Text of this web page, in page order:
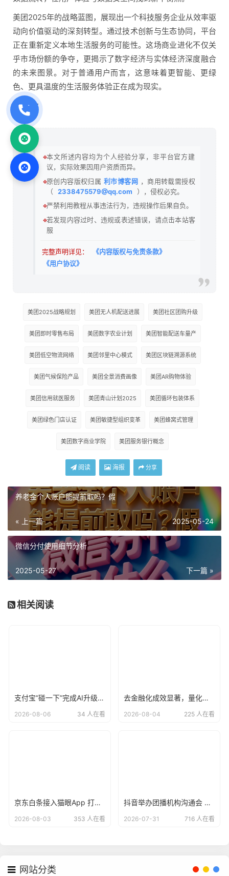
美团2025年的战略蓝图，展现出一个科技服务企业从效率驱
动向价值驱动的深刻转型。通过技术创新与生态协同，平台
正在重新定义本地生活服务的可能性。这场商业进化不仅关
乎市场份额的争夺，更揭示了数字经济与实体经济深度融合
的未来图景。对于普通用户而言，这意味着更智能、更绿
色、更具温度的生活服务体验正在成为现实。
关键词：
🔹本文所述内容均为个人经验分享，非平台官方建
议，实际效果因用户资质而异。
🔹原创内容版权归属 利市博客网 ，商用转载需授权
（
2338475579@qq.com
），侵权必究。
🔹严禁利用教程从事违法行为，违规操作后果自负。
🔹若发现内容过时、违规或表述错误，请点击本站客
服
完整声明详见：
《内容版权与免责条款》
《用户协议》
美团2025战略规划 美团无人机配送进展 美团社区团购升级
美团即时零售布局 美团数字农业计划 美团智能配送车量产
美团低空物流网络 美团邻里中心模式 美团区块链溯源系统
美团气候保险产品 美团全景消费画像 美团AR购物体验
美团信用就医服务 美团青山计划2025 美团循环包装体系
美团绿色门店认证 美团敏捷型组织变革 美团蜂窝式管理
美团数字商业学院 美团服务银行概念
阅读 海报 分享
养老金个人账户能提前取吗？假
« 上一篇 2025-05-24
微信分付使用细节分析
下一篇 »
2025-05-27
相关阅读
支付宝“碰一下”完成AI升级，用户已达4亿
2026-08-06 34 人在看
去金融化成效显著，量化派羊小咩告别野蛮生长？
2026-08-04 225 人在看
京东白条接入猫眼App 打造“先观影 后付款”便捷支付方式
2026-08-03 353 人在看
抖音举办团播机构沟通会 倡议各方共建清朗直播生态
2026-07-31 716 人在看
网站分类